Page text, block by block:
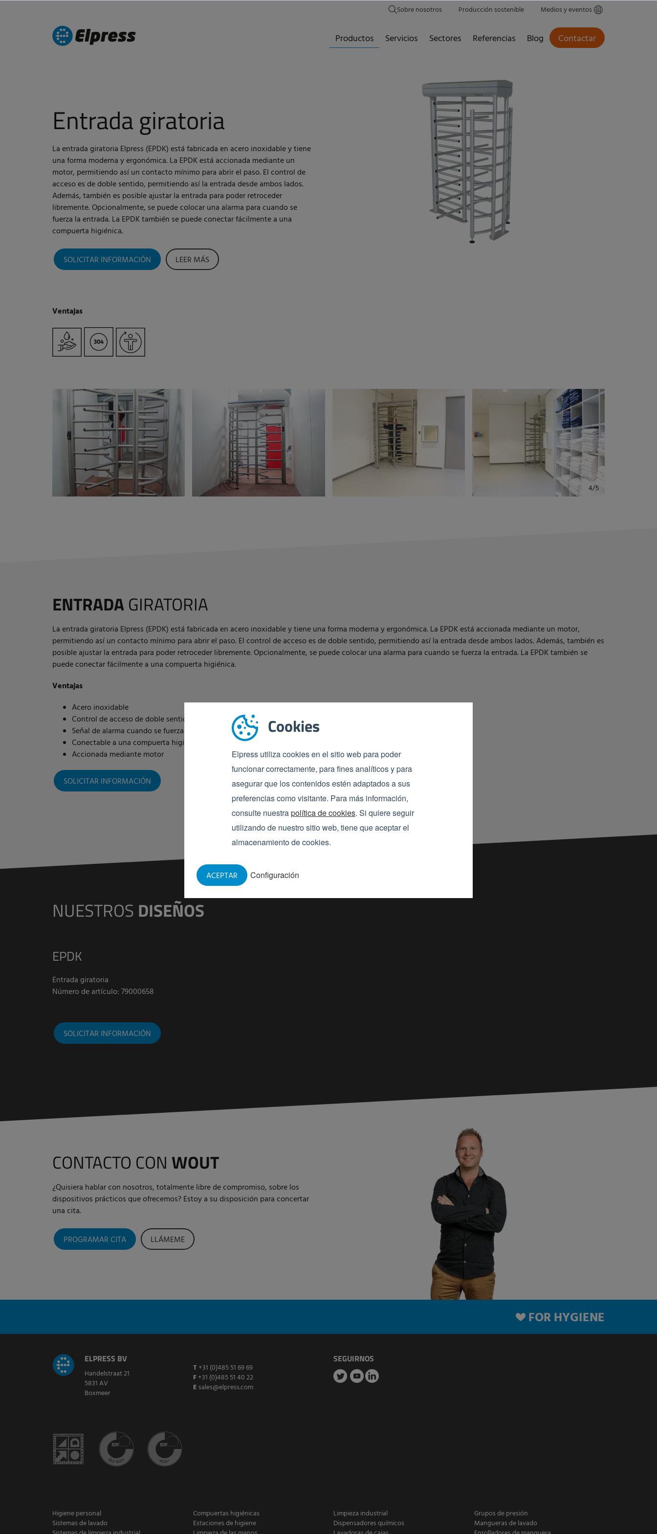
Cookies
Elpress utiliza cookies en el sitio web para poder
funcionar correctamente, para fines analíticos y para
asegurar que los contenidos estén adaptados a sus
preferencias como visitante. Para más información,
consulte nuestrapolítica de cookies. Si quiere seguir
utilizando de nuestro sitio web, tiene que aceptar el
almacenamiento de cookies.
Configuración
ACEPTAR
Sobre nosotros Producción sostenible Medios y eventos
Productos Servicios Sectores Referencias Blog Contactar
Entrada giratoria
La entrada giratoria Elpress (EPDK) está fabricada en acero inoxidable y tiene
una forma moderna y ergonómica. La EPDK está accionada mediante un
motor, permitiendo así un contacto mínimo para abrir el paso. El control de
acceso es de doble sentido, permitiendo así la entrada desde ambos lados.
Además, también es posible ajustar la entrada para poder retroceder
libremente. Opcionalmente, se puede colocar una alarma para cuando se
fuerza la entrada. La EPDK también se puede conectar fácilmente a una
compuerta higiénica.
SOLICITAR INFORMACIÓN LEER MÁS
Ventajas
ENTRADAGIRATORIA
La entrada giratoria Elpress (EPDK) está fabricada en acero inoxidable y tiene una forma moderna y ergonómica. La EPDK está accionada mediante un motor,
permitiendo así un contacto mínimo para abrir el paso. El control de acceso es de doble sentido, permitiendo así la entrada desde ambos lados. Además, también es
posible ajustar la entrada para poder retroceder libremente. Opcionalmente, se puede colocar una alarma para cuando se fuerza la entrada. La EPDK también se
puede conectar fácilmente a una compuerta higiénica.
Ventajas
Acero inoxidable
Control de acceso de doble sentido
Señal de alarma cuando se fuerza la entrada
Conectable a una compuerta higiénica
Accionada mediante motor
SOLICITAR INFORMACIÓN
NUESTROS DISEÑOS
EPDK
Entrada giratoria
Número de artículo: 79000658
SOLICITAR INFORMACIÓN
CONTACTO CON WOUT
¿Quisiera hablar con nosotros, totalmente libre de compromiso, sobre los
dispositivos prácticos que ofrecemos? Estoy a su disposición para concertar
una cita.
PROGRAMAR CITA LLÁMEME
FOR HYGIENE
ELPRESS BV
Handelstraat 21
5831 AV
Boxmeer
T +31 (0)485 51 69 69
F+31 (0)485 51 40 22
E sales@elpress.com
SEGUIRNOS
Higiene personal
Sistemas de lavado
Compuertas higiénicas
Estaciones de higiene
Limpieza industrial
Dispensadores químicos
Grupos de presión
Mangueras de lavado